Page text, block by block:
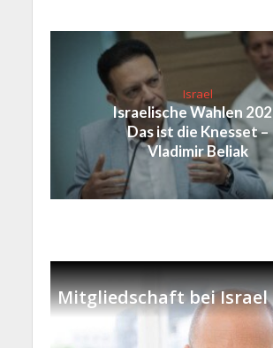
Israel
Israelische Wahlen
Das ist die Knesset –
Vladimir Beliak
Mitgliedschaft bei Israel